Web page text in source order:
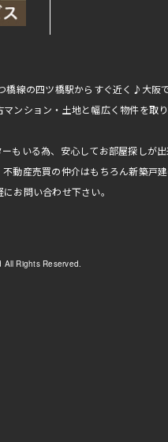
線の四ツ橋駅からすぐ近く♪大
ンション・土地と幅広く物件を
もいる為、安心してお部屋探し
動産売買の仲介はもちろん新築
お問い合わせ下さい。
All Rights Reserved.